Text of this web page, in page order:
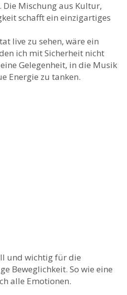
Mischung aus Kultur,
schafft ein einzigartiges
live zu sehen, wäre ein
ich mit Sicherheit nicht
Gelegenheit, in die Musik
Energie zu tanken.
und wichtig für die
Beweglichkeit. So wie eine
alle Emotionen.